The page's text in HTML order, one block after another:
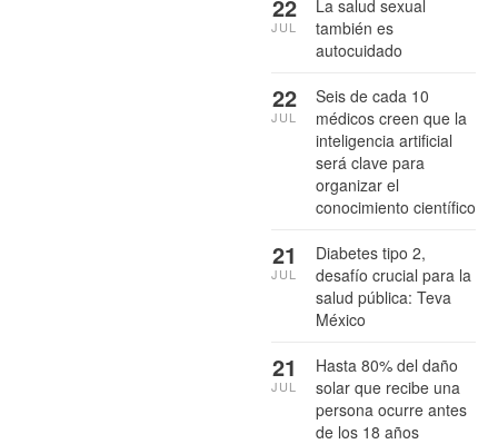
La salud sexual
también es
autocuidado
22
JUL
Seis de cada 10
médicos creen que la
inteligencia artificial
será clave para
organizar el
conocimiento científico
22
JUL
Diabetes tipo 2,
desafío crucial para la
salud pública: Teva
México
21
JUL
Hasta 80% del daño
solar que recibe una
persona ocurre antes
de los 18 años
21
JUL